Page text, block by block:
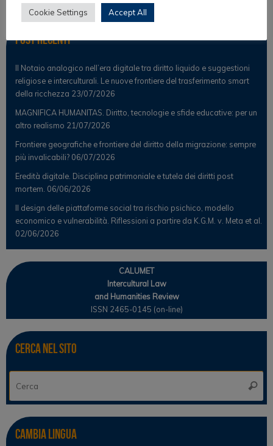
Post Recenti
Il Notaio analogico nell’era digitale tra diritto liquido e suggestioni
religiose e interculturali. Le nuove frontiere del trasferimento smart
della ricchezza 23/07/2026
MAGNIFICA HUMANITAS. Diritto, tecnologie e sfide educative: per un
altro realismo 21/07/2026
Frontiere geografiche e frontiere del diritto della migrazione: sempre
più invalicabili? 06/07/2026
Eredità digitale. Disciplina patrimoniale e tutela dei diritti post
mortem. 06/06/2026
Il design delle piattaforme social tra rischio psichico, modello
economico e vulnerabilità. Riflessioni a partire da K.G.M. v. Meta et al.
02/06/2026
CALUMET
Intercultural Law
and Humanities Review
ISSN 2465-0145 (on-line)
Cerca nel sito
Cerca
Cambia lingua
Cookie Settings Accept All